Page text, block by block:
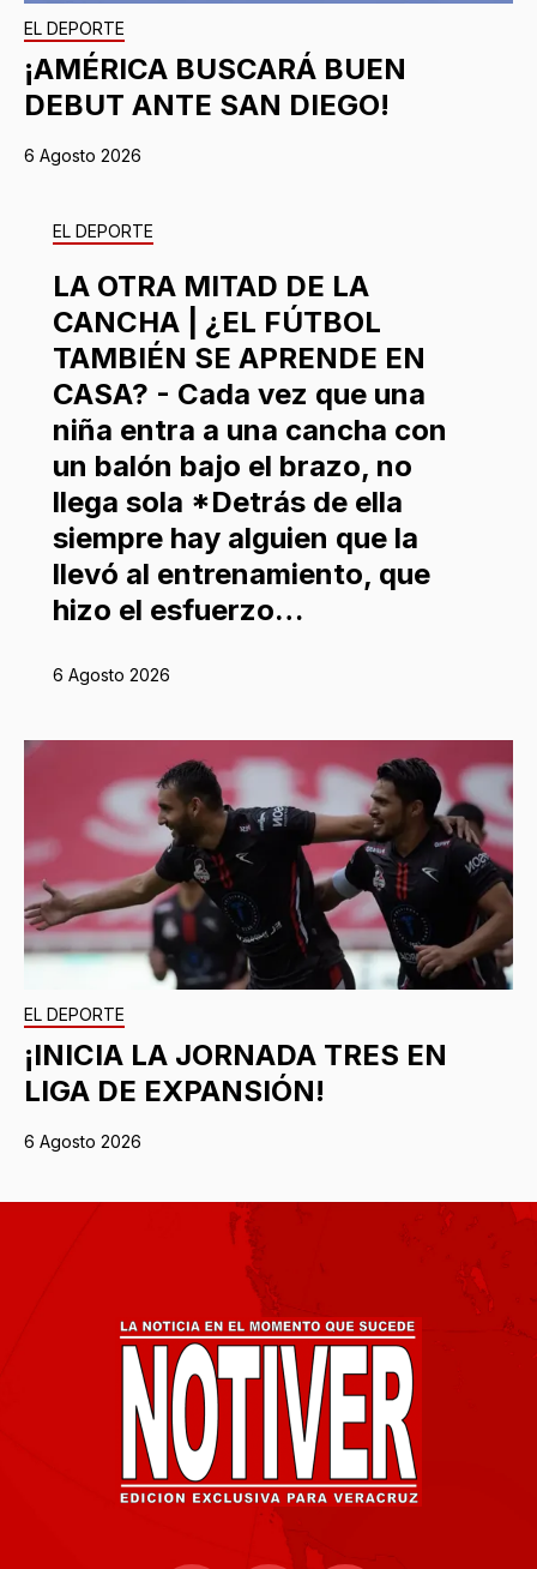
EL DEPORTE
¡AMÉRICA BUSCARÁ BUEN
DEBUT ANTE SAN DIEGO!
6 Agosto 2026
EL DEPORTE
LA OTRA MITAD DE LA
CANCHA | ¿EL FÚTBOL
TAMBIÉN SE APRENDE EN
CASA? - Cada vez que una
niña entra a una cancha con
un balón bajo el brazo, no
llega sola *Detrás de ella
siempre hay alguien que la
llevó al entrenamiento, que
hizo el esfuerzo…
6 Agosto 2026
EL DEPORTE
¡INICIA LA JORNADA TRES EN
LIGA DE EXPANSIÓN!
6 Agosto 2026